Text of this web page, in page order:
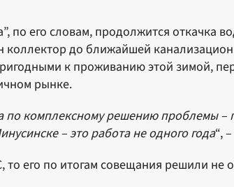
по его словам, продолжится откачка
коллектор до ближайшей
к проживанию этой зимой,
рынке.
по комплексному решению проблемы –
– это работа не одного года“,
то его по итогам совещания решили не